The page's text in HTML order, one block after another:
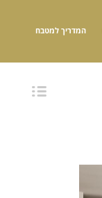
המדריך למטבח